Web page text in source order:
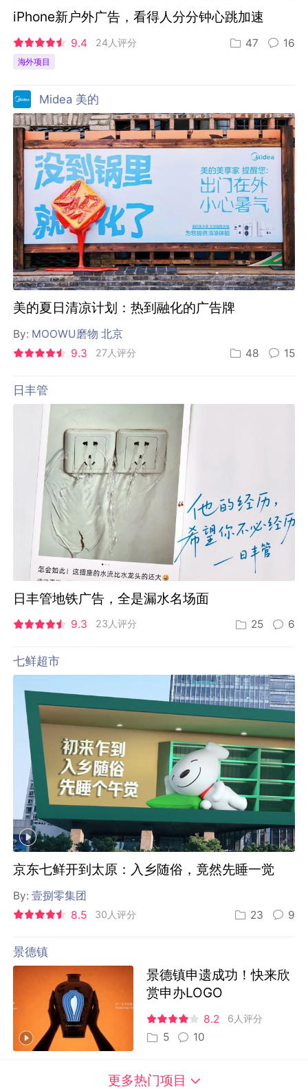
iPhone新户外广告，看得人分分钟心跳加速
9.4 24人评分 47 16
海外项目
Midea 美的
美的夏日清凉计划：热到融化的广告牌
By: MOOWU磨物 北京
9.3
27人评分 48 15
日丰管
日丰管地铁广告，全是漏水名场面
9.3 23人评分 25 6
七鲜超市
京东七鲜开到太原：入乡随俗，竟然先睡一觉
By:壹捌零集团
8.5
30人评分 23 9
景德镇
景德镇申遗成功！快来欣
赏申办LOGO
8.2 6人评分
5 10
更多热门项目